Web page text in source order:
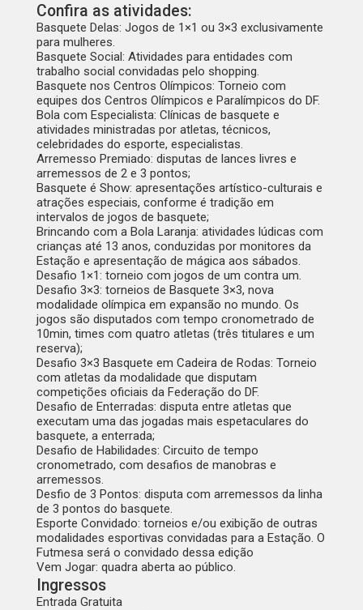
Confira as atividades:
Basquete Delas: Jogos de 1×1 ou 3×3 exclusivamente
para mulheres.
Basquete Social: Atividades para entidades com
trabalho social convidadas pelo shopping.
Basquete nos Centros Olímpicos: Torneio com
equipes dos Centros Olímpicos e Paralímpicos do DF.
Bola com Especialista: Clínicas de basquete e
atividades ministradas por atletas, técnicos,
celebridades do esporte, especialistas.
Arremesso Premiado: disputas de lances livres e
arremessos de 2 e 3 pontos;
Basquete é Show: apresentações artístico-culturais e
atrações especiais, conforme é tradição em
intervalos de jogos de basquete;
Brincando com a Bola Laranja: atividades lúdicas com
crianças até 13 anos, conduzidas por monitores da
Estação e apresentação de mágica aos sábados.
Desafio 1×1: torneio com jogos de um contra um.
Desafio 3×3: torneios de Basquete 3×3, nova
modalidade olímpica em expansão no mundo. Os
jogos são disputados com tempo cronometrado de
10min, times com quatro atletas (três titulares e um
reserva);
Desafio 3×3 Basquete em Cadeira de Rodas: Torneio
com atletas da modalidade que disputam
competições oficiais da Federação do DF.
Desafio de Enterradas: disputa entre atletas que
executam uma das jogadas mais espetaculares do
basquete, a enterrada;
Desafio de Habilidades: Circuito de tempo
cronometrado, com desafios de manobras e
arremessos.
Desfio de 3 Pontos: disputa com arremessos da linha
de 3 pontos do basquete.
Esporte Convidado: torneios e/ou exibição de outras
modalidades esportivas convidadas para a Estação. O
Futmesa será o convidado dessa edição
Vem Jogar: quadra aberta ao público.
Ingressos
Entrada Gratuita